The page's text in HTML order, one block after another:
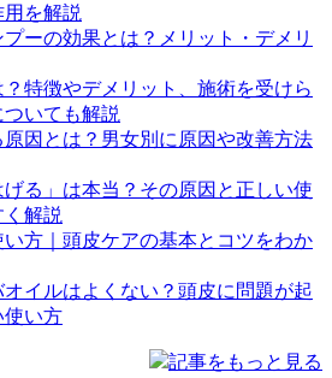
用を解説
ーの効果とは？メリット・デメリ
特徴やデメリット、施術を受けら
いても解説
因とは？男女別に原因や改善方法
る」は本当？その原因と正しい使
解説
方｜頭皮ケアの基本とコツをわか
イルはよくない？頭皮に問題が起
使い方
記事をもっと見る